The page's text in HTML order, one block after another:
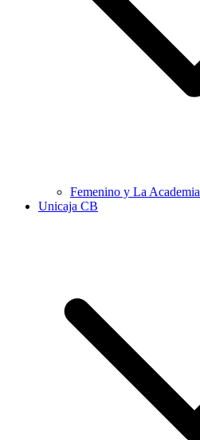
Femenino y La Academia
Unicaja CB